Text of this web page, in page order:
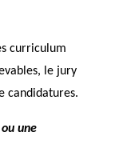
curriculum
le jury
candidatures.
une